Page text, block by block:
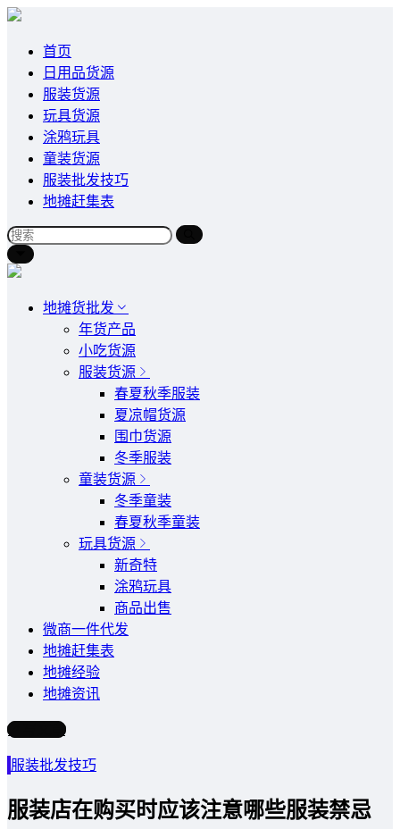
首页
日用品货源
服装货源
玩具货源
涂鸦玩具
童装货源
服装批发技巧
地摊赶集表
地摊货批发
年货产品
小吃货源
服装货源
春夏秋季服装
夏凉帽货源
围巾货源
冬季服装
童装货源
冬季童装
春夏秋季童装
玩具货源
新奇特
涂鸦玩具
商品出售
微商一件代发
地摊赶集表
地摊经验
地摊资讯
写文章
服装批发技巧
服装店在购买时应该注意哪些服装禁忌